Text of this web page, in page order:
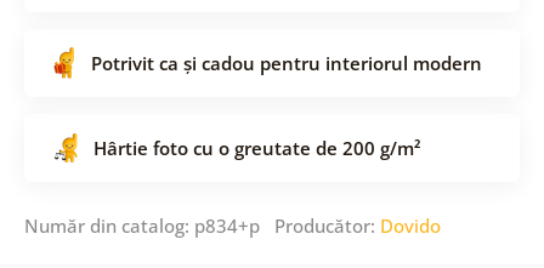
Potrivit ca și cadou pentru interiorul modern
Hârtie foto cu o greutate de 200 g/m²
Număr din catalog: p834+p Producător: Dovido